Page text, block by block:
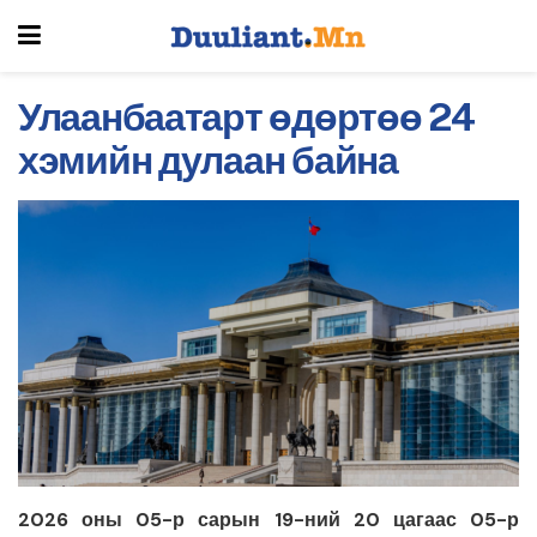
Улаанбаатарт өдөртөө 24
хэмийн дулаан байна
2026 оны 05-р сарын 19-ний 20 цагаас 05-р